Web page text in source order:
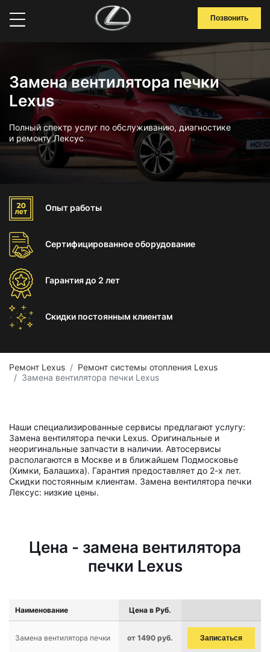
Позвонить
Замена вентилятора печки
Lexus
Полный спектр услуг по обслуживанию, диагностике
и ремонту Лексус
Опыт работы
Сертифицированноеоборудование
Гарантиядо 2 лет
Скидки постоянным клиентам
Ремонт Lexus
Ремонт системы отопления Lexus
Замена вентилятора печки Lexus
Наши специализированные сервисы предлагают услугу:
Замена вентилятора печки Lexus. Оригинальные и
неоригинальные запчасти в наличии. Автосервисы
располагаются в Москве и в ближайшем Подмосковье
(Химки, Балашиха). Гарантия предоставляет до 2-х лет.
Скидки постоянным клиентам. Замена вентилятора печки
Лексус: низкие цены.
Цена - замена вентилятора
печки Lexus
Наименование Цена в Руб.
Замена вентилятора печки от 1490 руб. Записаться